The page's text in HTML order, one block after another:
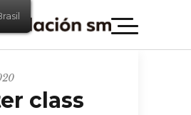
class